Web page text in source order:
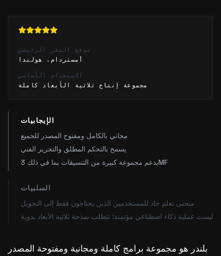
موقع المقر الرئيسي
أمستردام، هولندا
الاستخدام الأساسي
مجموعة إنتاج ثلاثية الأبعاد كاملة
الإيجابيات
مجاني بالكامل ومفتوح المصدر للجميع
يسمح بالتحكم المطلق والتحرير الفني
يدعم مجموعة كبيرة من التنسيقات بما في ذلك 3MF
السلبيات
منحنى تعلم حاد للمستخدمين الذين يحتاجون فقط إلى التحويل
ليست عملية ذكاء اصطناعي مؤتمتة؛ تتطلب نمذجة ثلاثية الأبعاد يدوية
بلندر هو مجموعة برامج كاملة ومجانية ومفتوحة المصدر